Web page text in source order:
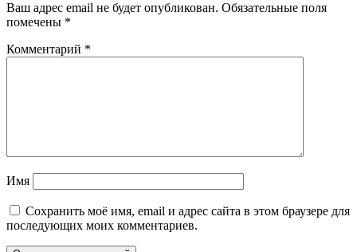
Ваш адрес email не будет опубликован. Обязательные поля
помечены *
Комментарий *
Имя
Сохранить моё имя, email и адрес сайта в этом браузере для
последующих моих комментариев.